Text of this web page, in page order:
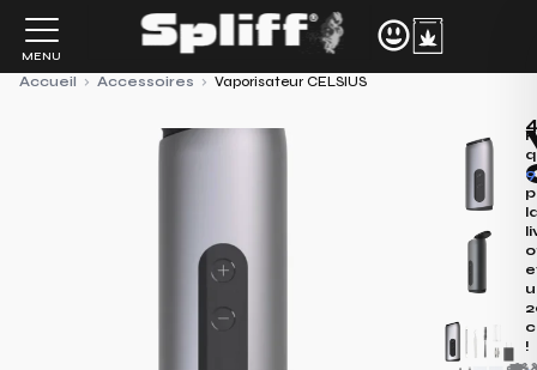
contenu
MENU
Accueil › Accessoires › Vaporisateur CELSIUS
!